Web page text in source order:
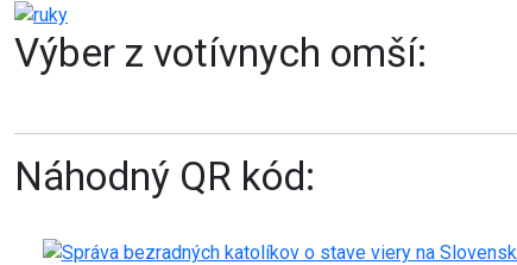
Výber z votívnych omší:
Náhodný QR kód: